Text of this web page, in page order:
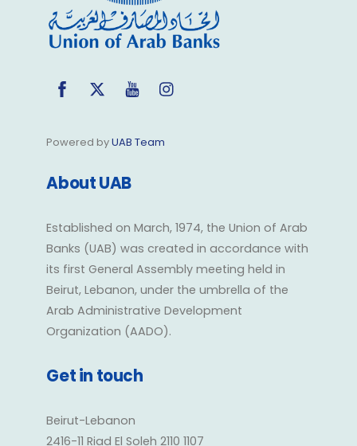
FacebookTwitter YouTube
Powered byUAB Team
About UAB
Established on March, 1974, the Union of Arab
Banks (UAB) was created in accordance with
its first General Assembly meeting held in
Beirut, Lebanon, under the umbrella of the
Arab Administrative Development
Organization (AADO).
Get in touch
Beirut-Lebanon
2416-11 Riad El Soleh 2110 1107